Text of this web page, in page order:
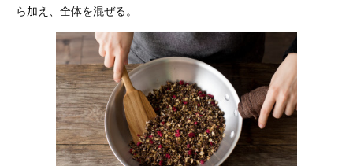
ら加え、全体を混ぜる。